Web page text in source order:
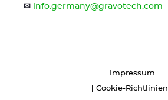
✉ info.germany@gravotech.com
Impressum
Cookie-Richtlinien